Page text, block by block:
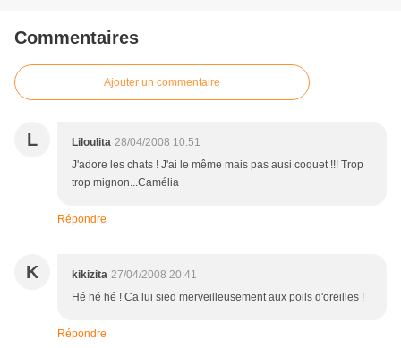
Commentaires
Ajouter un commentaire
L Liloulita 28/04/2008 10:51
J'adore les chats ! J'ai le même mais pas ausi coquet !!! Trop
trop mignon...Camélia
Répondre
K kikizita 27/04/2008 20:41
Hé hé hé ! Ca lui sied merveilleusement aux poils d'oreilles !
Répondre